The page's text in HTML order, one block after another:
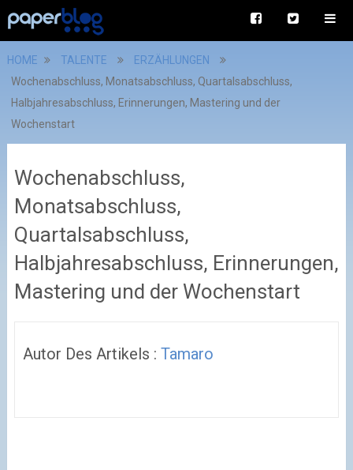
HOME TALENTE
ERZÄHLUNGEN
Wochenabschluss, Monatsabschluss, Quartalsabschluss,
Halbjahresabschluss, Erinnerungen, Mastering und der
Wochenstart
Wochenabschluss,
Monatsabschluss,
Quartalsabschluss,
Halbjahresabschluss, Erinnerungen,
Mastering und der Wochenstart
Autor Des Artikels : Tamaro